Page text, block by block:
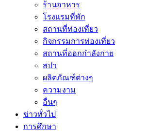
ร้านอาหาร
โรงแรมที่พัก
สถานที่ท่องเที่ยว
กิจกรรมการท่องเที่ยว
สถานที่ออกกำลังกาย
สปา
ผลิตภัณฑ์ต่างๆ
ความงาม
อื่นๆ
ข่าวทั่วไป
การศึกษา